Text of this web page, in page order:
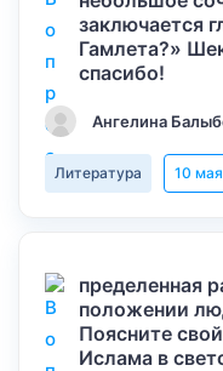
заключается
Гамлета?»
спасибо!
Ангелина
Литература 10
пределенная
положении
Поясните
Ислама в